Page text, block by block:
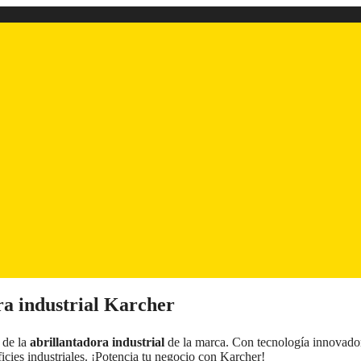
industrial Karcher
la abrillantadora industrial de la marca. Con tecnología
industriales. ¡Potencia tu negocio con Karcher!